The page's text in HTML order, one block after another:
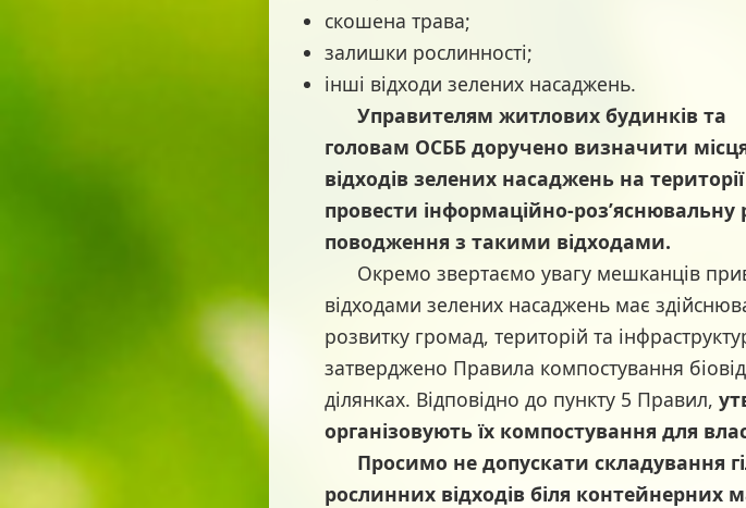
скошена трава;
залишки рослинності;
інші відходи зелених насаджень.
Управителям житлових будинків та
головам ОСББ доручено визначити
відходів зелених насаджень на
провести інформаційно-
поводження з такими відходами.
Окремо звертаємо увагу мешканців
відходами зелених насаджень має
розвитку громад, територій та
затверджено Правила компостування
ділянках. Відповідно до пункту 5 Правил,
організовують їх компостування для
Просимо не допускати складування
рослинних відходів біля контейнерних